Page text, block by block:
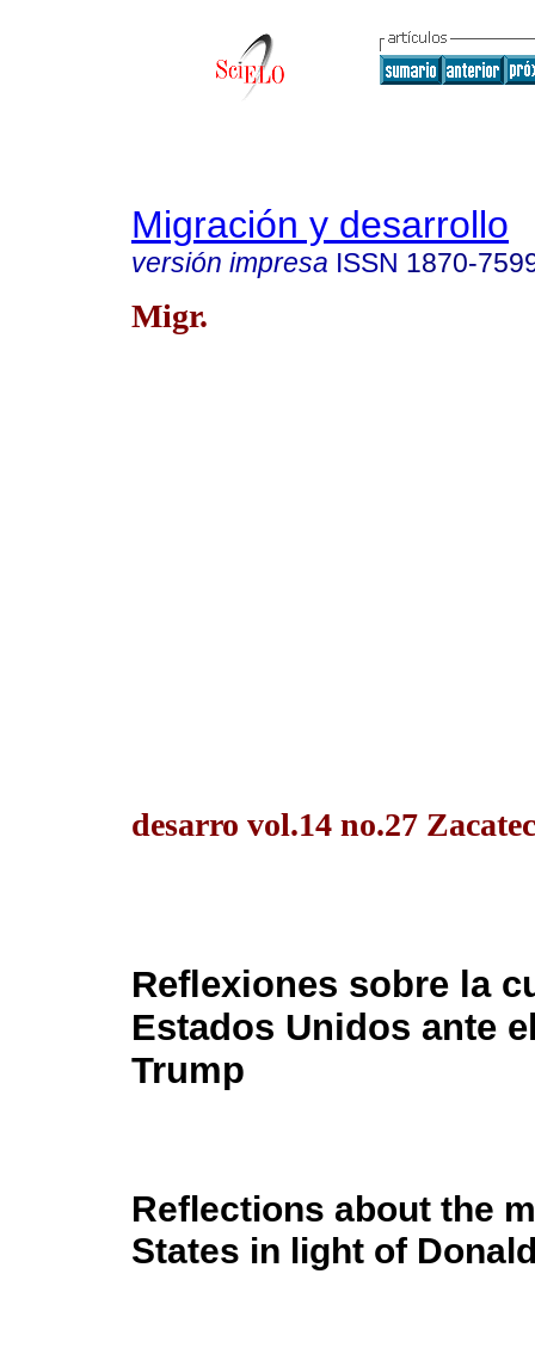
Migración y desarrollo
versión impresa ISSN 1870-
Migr.
desarro vol.14 no.27
Reflexiones sobre la
Estados Unidos ante
Trump
Reflections about the
States in light of